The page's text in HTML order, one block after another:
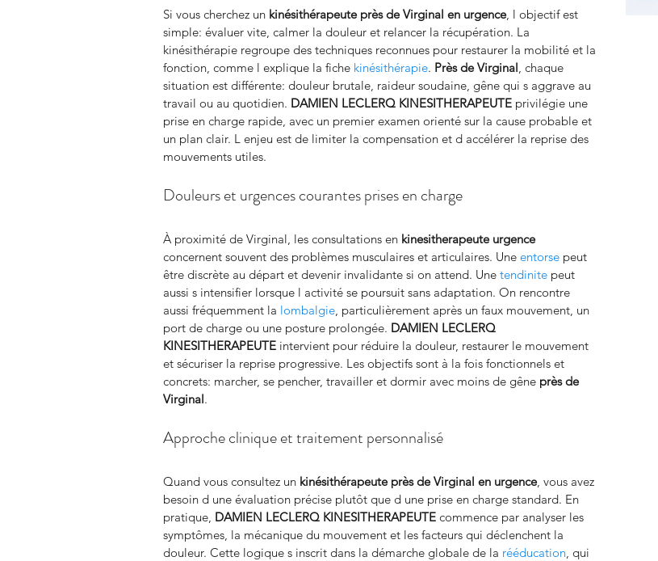
Si vous cherchez un kinésithérapeute près de Virginal en urgence, l objectif est
simple: évaluer vite, calmer la douleur et relancer la récupération. La
kinésithérapie regroupe des techniques reconnues pour restaurer la mobilité et la
fonction, comme l explique la fiche kinésithérapie. Près de Virginal, chaque
situation est différente: douleur brutale, raideur soudaine, gêne qui s aggrave au
travail ou au quotidien. DAMIEN LECLERQ KINESITHERAPEUTE privilégie une
prise en charge rapide, avec un premier examen orienté sur la cause probable et
un plan clair. L enjeu est de limiter la compensation et d accélérer la reprise des
mouvements utiles.
Douleurs et urgences courantes prises en charge
À proximité de Virginal, les consultations en kinesitherapeute urgence
concernent souvent des problèmes musculaires et articulaires. Une entorse peut
être discrète au départ et devenir invalidante si on attend. Une tendinite peut
aussi s intensifier lorsque l activité se poursuit sans adaptation. On rencontre
aussi fréquemment la lombalgie, particulièrement après un faux mouvement, un
port de charge ou une posture prolongée. DAMIEN LECLERQ
KINESITHERAPEUTE intervient pour réduire la douleur, restaurer le mouvement
et sécuriser la reprise progressive. Les objectifs sont à la fois fonctionnels et
concrets: marcher, se pencher, travailler et dormir avec moins de gêne près de
Virginal.
Approche clinique et traitement personnalisé
Quand vous consultez un kinésithérapeute près de Virginal en urgence, vous avez
besoin d une évaluation précise plutôt que d une prise en charge standard. En
pratique, DAMIEN LECLERQ KINESITHERAPEUTE commence par analyser les
symptômes, la mécanique du mouvement et les facteurs qui déclenchent la
douleur. Cette logique s inscrit dans la démarche globale de la rééducation, qui